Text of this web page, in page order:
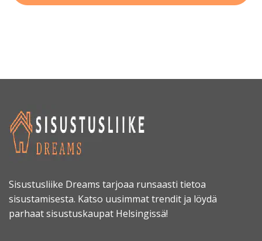
Sisustusliike Dreams tarjoaa runsaasti tietoa
sisustamisesta. Katso uusimmat trendit ja löydä
parhaat sisustuskaupat Helsingissä!